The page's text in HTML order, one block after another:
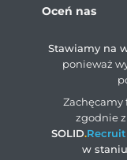
Oceń nas
Stawiamy na
ponieważ
zgodnie
SOLID.
w